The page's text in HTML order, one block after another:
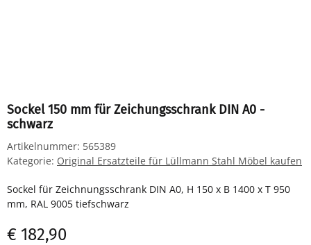
Sockel 150 mm für Zeichungsschrank DIN A0 -
schwarz
Artikelnummer: 565389
Kategorie: Original Ersatzteile für Lüllmann Stahl Möbel kaufen
Sockel für Zeichnungsschrank DIN A0, H 150 x B 1400 x T 950
mm, RAL 9005 tiefschwarz
€ 182,90